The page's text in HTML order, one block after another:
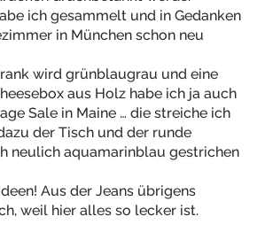
ich gesammelt und in Gedanken
in München schon neu
wird grünblaugrau und eine
aus Holz habe ich ja auch
Sale in Maine … die streiche ich
der Tisch und der runde
neulich aquamarinblau gestrichen
Aus der Jeans übrigens
weil hier alles so lecker ist.